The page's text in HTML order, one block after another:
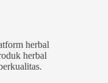
herbal
herbal